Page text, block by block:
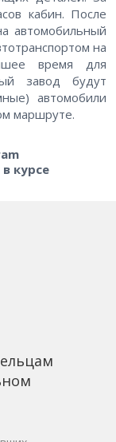
кабин. После
автомобильный
на
время для
завод будут
автомобили
маршруте.
курсе